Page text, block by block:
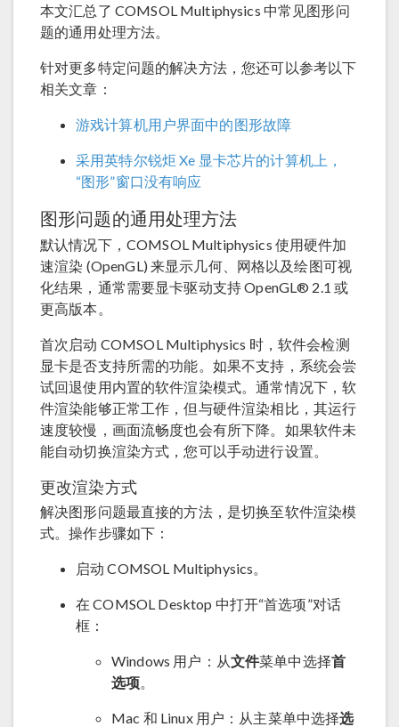
本文汇总了 COMSOL Multiphysics 中常见图形问
题的通用处理方法。
针对更多特定问题的解决方法，您还可以参考以下
相关文章：
游戏计算机用户界面中的图形故障
采用英特尔锐炬 Xe 显卡芯片的计算机上，
“图形”窗口没有响应
图形问题的通用处理方法
默认情况下，COMSOL Multiphysics 使用硬件加
速渲染 (OpenGL) 来显示几何、网格以及绘图可视
化结果，通常需要显卡驱动支持 OpenGL® 2.1 或
更高版本。
首次启动 COMSOL Multiphysics 时，软件会检测
显卡是否支持所需的功能。如果不支持，系统会尝
试回退使用内置的软件渲染模式。通常情况下，软
件渲染能够正常工作，但与硬件渲染相比，其运行
速度较慢，画面流畅度也会有所下降。如果软件未
能自动切换渲染方式，您可以手动进行设置。
更改渲染方式
解决图形问题最直接的方法，是切换至软件渲染模
式。操作步骤如下：
启动 COMSOL Multiphysics。
在 COMSOL Desktop 中打开“首选项”对话
框：
Windows 用户：从文件菜单中选择首
选项。
Mac 和 Linux 用户：从主菜单中选择选